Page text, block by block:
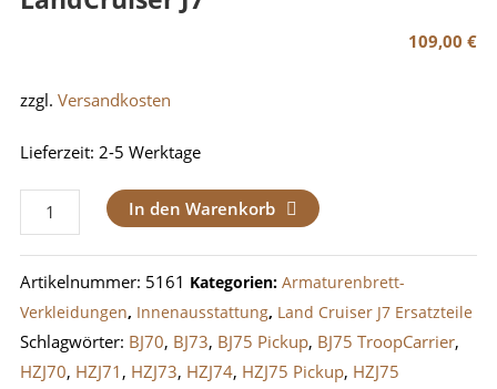
109,00€
zzgl. Versandkosten
Lieferzeit: 2-5 Werktage
Beifahrer
Handschuhfach
Fach
LandCruiser
J7
Menge
In den Warenkorb
Artikelnummer: 5161 Kategorien: Armaturenbrett-
Verkleidungen, Innenausstattung, Land Cruiser J7 Ersatzteile
Schlagwörter: BJ70, BJ73, BJ75 Pickup, BJ75 TroopCarrier,
HZJ70, HZJ71 , HZJ73, HZJ74, HZJ75 Pickup, HZJ75